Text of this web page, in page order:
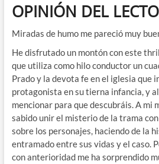
OPINIÓN DEL
Miradas de humo me pareció muy
He disfrutado un montón con este
que utiliza como hilo conductor un
Prado y la devota fe en el iglesia que
protagonista en su tierna infancia, y
mencionar para que descubráis. A mi
sabido unir el misterio de la trama
sobre los personajes, haciendo de la
entramado entre sus vidas y el caso.
con anterioridad me ha sorprendido